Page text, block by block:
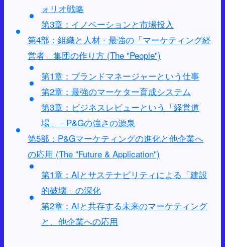
ォリオ戦略
第3章：イノベーションと市場投入
第4部：組織と人材 - 最強の「マーケティング経
営者」集団の作り方 (The "People")
第1章：ブランドマネージャーという仕事
第2章：最強のマーケター育成システム
第3章：ビジネスレビューという「経営道
場」 - P&Gの強さの源泉
第5部：P&Gマーケティングの進化と他企業へ
の応用 (The "Future & Application")
第1章：AIとサステナビリティによる「建設
的破壊」の深化
第2章：AIと共存する未来のマーケティング
と、他企業への応用